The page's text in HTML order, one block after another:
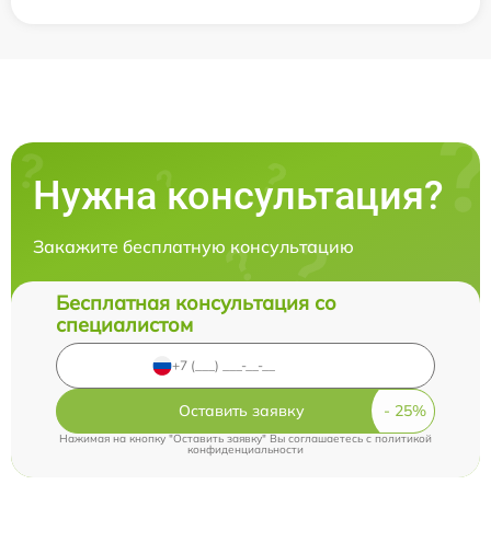
Нужна консультация?
Закажите бесплатную консультацию
Бесплатная консультация со
специалистом
Оставить заявку
Нажимая на кнопку "Оставить заявку" Вы соглашаетесь cполитикой
конфиденциальности